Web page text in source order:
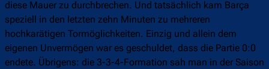
diese Mauer zu durchbrechen. Und tatsächlich kam Barça
speziell in den letzten zehn Minuten zu mehreren
hochkarätigen Tormöglichkeiten. Einzig und allein dem
eigenen Unvermögen war es geschuldet, dass die Partie 0:0
endete. Übrigens: die 3-3-4-Formation sah man in der Saison